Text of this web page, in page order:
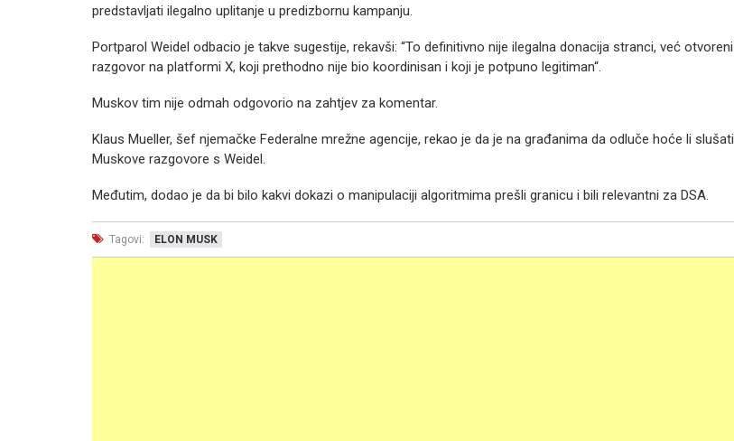
predstavljati ilegalno uplitanje u predizbornu kampanju.
Portparol Weidel odbacio je takve sugestije, rekavši: “To definitivno nije ilegalna donacija stranci, već otvoreni
razgovor na platformi X, koji prethodno nije bio koordinisan i koji je potpuno legitiman“.
Muskov tim nije odmah odgovorio na zahtjev za komentar.
Klaus Mueller, šef njemačke Federalne mrežne agencije, rekao je da je na građanima da odluče hoće li slušati
Muskove razgovore s Weidel.
Međutim, dodao je da bi bilo kakvi dokazi o manipulaciji algoritmima prešli granicu i bili relevantni za DSA.
Tagovi: ELON MUSK